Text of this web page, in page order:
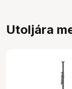
Utoljára